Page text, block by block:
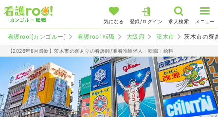
気になる 登録/ログイン 求人検索 メニュー
看護roo![カンゴルー] 看護roo! 転職 大阪府 茨木市 茨木市の寮
【2026年8月最新】茨木市の寮ありの看護師/准看護師求人・転職・給料